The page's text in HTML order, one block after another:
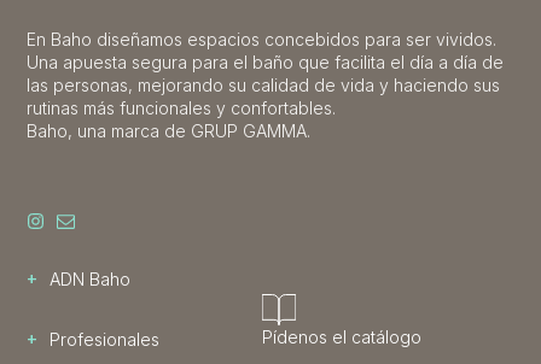
En Baho diseñamos espacios concebidos para ser vividos.
Una apuesta segura para el baño que facilita el día a día de
las personas, mejorando su calidad de vida y haciendo sus
rutinas más funcionales y confortables.
Baho, una marca de GRUP GAMMA.
+ ADN Baho
+ Profesionales Pídenos el catálogo